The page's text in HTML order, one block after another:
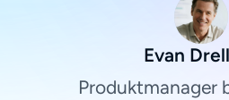
Evan
Produktmanager